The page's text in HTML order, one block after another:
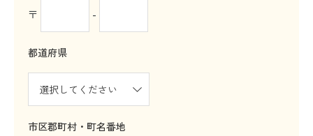
〒 -
都道府県
市区郡町村・町名番地